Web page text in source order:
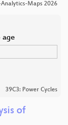
Maps 2026
39C3: Power Cycles
of